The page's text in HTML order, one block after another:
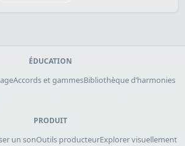
ÉDUCATION
Accords et gammesBibliothèque d’harmonies
PRODUIT
un sonOutils producteurExplorer visuellement